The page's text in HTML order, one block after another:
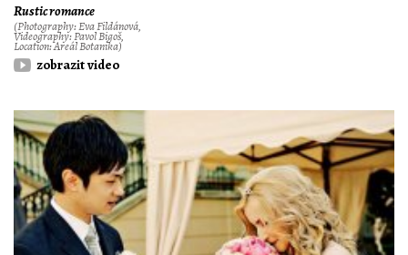
Rustic romance
(Photography: Eva Fildánová,
Videography: Pavol Bigoš,
Location: Areál Botanika)
zobrazit video